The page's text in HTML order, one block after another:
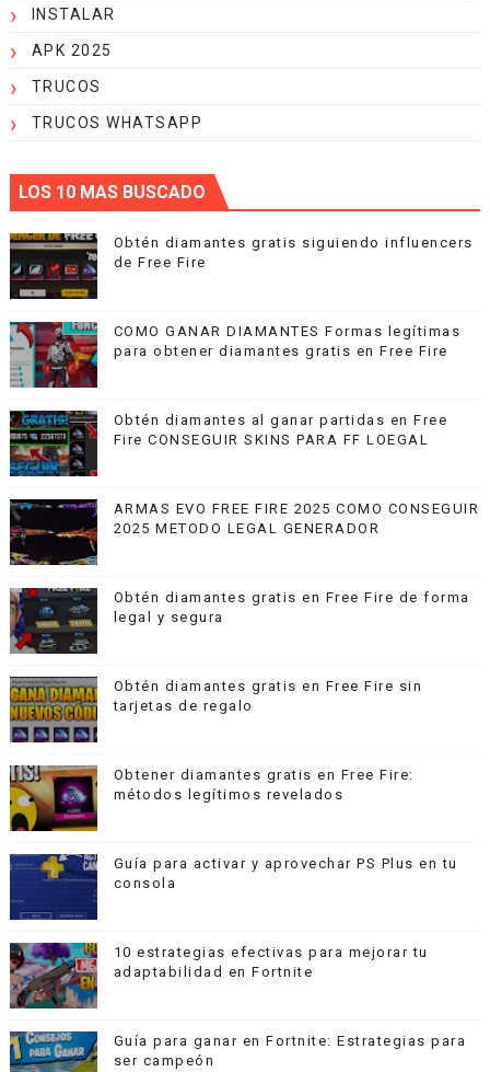
INSTALAR
APK 2025
TRUCOS
TRUCOS WHATSAPP
LOS 10 MAS BUSCADO
Obtén diamantes gratis siguiendo influencers
de Free Fire
COMO GANAR DIAMANTES Formas legítimas
para obtener diamantes gratis en Free Fire
Obtén diamantes al ganar partidas en Free
Fire CONSEGUIR SKINS PARA FF LOEGAL
ARMAS EVO FREE FIRE 2025 COMO CONSEGUIR
2025 METODO LEGAL GENERADOR
Obtén diamantes gratis en Free Fire de forma
legal y segura
Obtén diamantes gratis en Free Fire sin
tarjetas de regalo
Obtener diamantes gratis en Free Fire:
métodos legítimos revelados
Guía para activar y aprovechar PS Plus en tu
consola
10 estrategias efectivas para mejorar tu
adaptabilidad en Fortnite
Guía para ganar en Fortnite: Estrategias para
ser campeón